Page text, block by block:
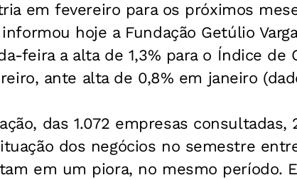
em fevereiro para os próximos
hoje a Fundação Getúlio
feira a alta de 1,3% para o Índice de
ante alta de 0,8% em janeiro
das 1.072 empresas consultadas,
dos negócios no semestre
em um piora, no mesmo período.